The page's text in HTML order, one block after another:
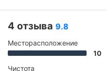
4 отзыва 9.8
Месторасположение
10
Чистота